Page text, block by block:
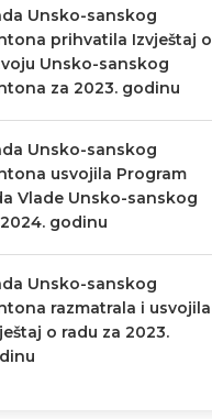
Unsko-sanskog
prihvatila Izvještaj o
Unsko-sanskog
za 2023. godinu
Unsko-sanskog
usvojila Program
Vlade Unsko-sanskog
godinu
Unsko-sanskog
razmatrala i usvojila
o radu za 2023.